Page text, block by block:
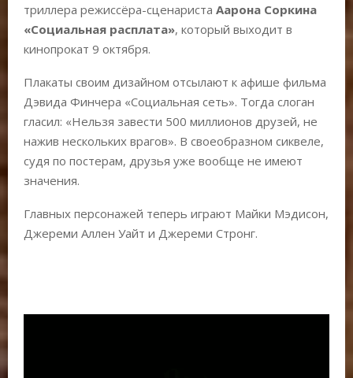
триллера режиссёра-сценариста Аарона Соркина
«Социальная расплата», который выходит в
кинопрокат 9 октября.
Плакаты своим дизайном отсылают к афише фильма
Дэвида Финчера «Социальная сеть». Тогда слоган
гласил: «Нельзя завести 500 миллионов друзей, не
нажив нескольких врагов». В своеобразном сиквеле,
судя по постерам, друзья уже вообще не имеют
значения.
Главных персонажей теперь играют Майки Мэдисон,
Джереми Аллен Уайт и Джереми Стронг.